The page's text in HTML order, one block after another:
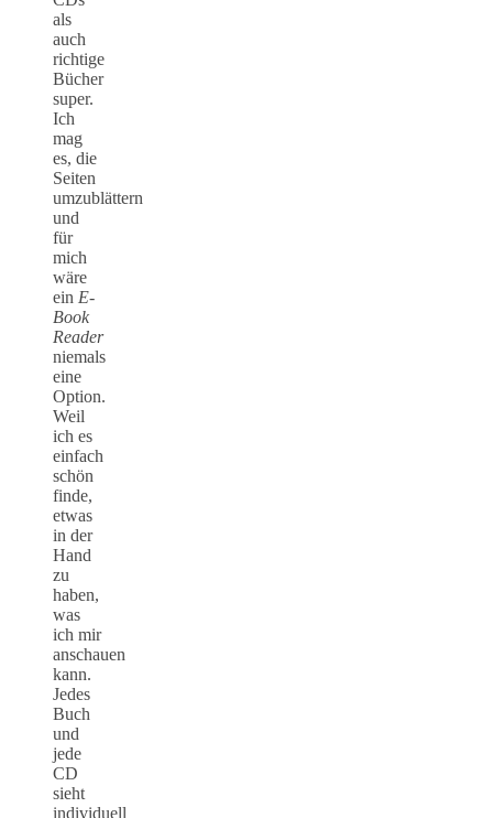
als
auch
richtige
Bücher
super.
Ich
mag
es, die
Seiten
umzublättern
und
für
mich
wäre
ein E-
Book
Reader
niemals
eine
Option.
Weil
ich es
einfach
schön
finde,
etwas
in der
Hand
zu
haben,
was
ich mir
anschauen
kann.
Jedes
Buch
und
jede
CD
sieht
individuell